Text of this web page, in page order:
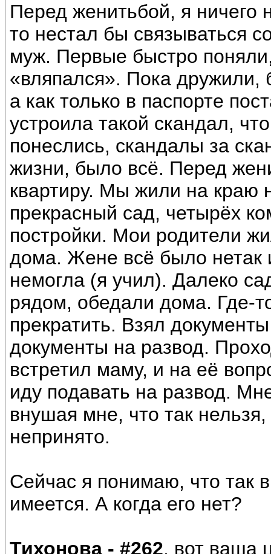
Перед женитьбой, я ничего
то нестал бы связываться
муж. Первые быстро
«вляпался». Пока дружили,
а как только в паспорте
устроила такой скандал,
понеслись, скандалы за
жизни, было всё. Перед
квартиру. Мы жили на краю
прекрасный сад, четырёх
постройки. Мои родители
дома. Жене всё было нетак
немогла (я учил). Далеко
рядом, обедали дома. Где-
прекратить. Взял
документы на развод.
встретил маму, и на её
иду подавать на развод.
внушая мне, что так
непринято.
Сейчас я понимаю, что так
имеется. А когда его нет?
Тихонова - #262, вот ваша